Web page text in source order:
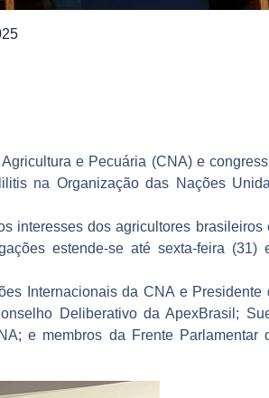
e Pecuária (CNA) e
na Organização das Nações
interesses dos agricultores brasileiros
estende-se até sexta-feira (31)
Internacionais da CNA e Presidente
Deliberativo da ApexBrasil;
e membros da Frente Parlamentar